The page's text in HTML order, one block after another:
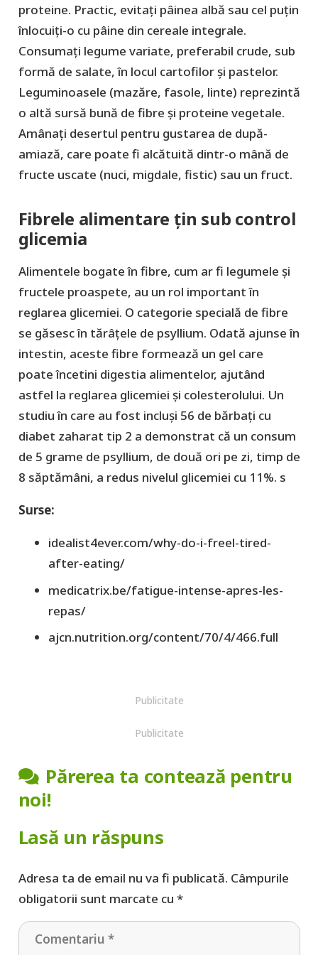
proteine. Practic, evitați pâinea albă sau cel puțin
înlocuiți-o cu pâine din cereale integrale.
Consumați legume variate, preferabil crude, sub
formă de salate, în locul cartofilor și pastelor.
Leguminoasele (mazăre, fasole, linte) reprezintă
o altă sursă bună de fibre și proteine vegetale.
Amânați desertul pentru gustarea de după-
amiază, care poate fi alcătuită dintr-o mână de
fructe uscate (nuci, migdale, fistic) sau un fruct.
Fibrele alimentare țin sub control
glicemia
Alimentele bogate în fibre, cum ar fi legumele și
fructele proaspete, au un rol important în
reglarea glicemiei. O categorie specială de fibre
se găsesc în tărâțele de psyllium. Odată ajunse în
intestin, aceste fibre formează un gel care
poate încetini digestia alimentelor, ajutând
astfel la reglarea glicemiei și colesterolului. Un
studiu în care au fost incluși 56 de bărbați cu
diabet zaharat tip 2 a demonstrat că un consum
de 5 grame de psyllium, de două ori pe zi, timp de
8 săptămâni, a redus nivelul glicemiei cu 11%. s
Surse:
idealist4ever.com/why-do-i-freel-tired-
after-eating/
medicatrix.be/fatigue-intense-apres-les-
repas/
ajcn.nutrition.org/content/70/4/466.full
Publicitate
Publicitate
Părerea ta contează pentru
noi!
Lasă un răspuns
Adresa ta de email nu va fi publicată. Câmpurile
obligatorii sunt marcate cu *